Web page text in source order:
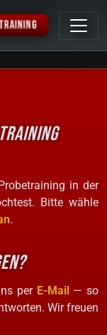
in der
Bitte wähle
.
per E-Mail — so
Wir freuen